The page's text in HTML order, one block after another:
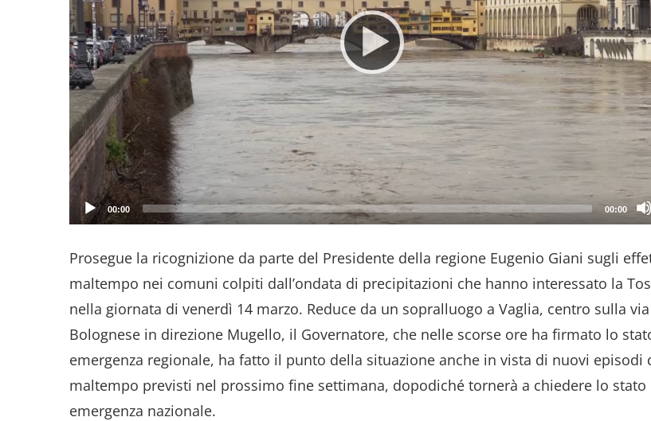
00:00 00:00
Prosegue la ricognizione da parte del Presidente della regione Eugenio Giani sugli
maltempo nei comuni colpiti dall’ondata di precipitazioni che hanno interessato la
nella giornata di venerdì 14 marzo. Reduce da un sopralluogo a Vaglia, centro sulla via
Bolognese in direzione Mugello, il Governatore, che nelle scorse ore ha firmato lo
emergenza regionale, ha fatto il punto della situazione anche in vista di nuovi episodi
maltempo previsti nel prossimo fine settimana, dopodiché tornerà a chiedere lo stato
emergenza nazionale.